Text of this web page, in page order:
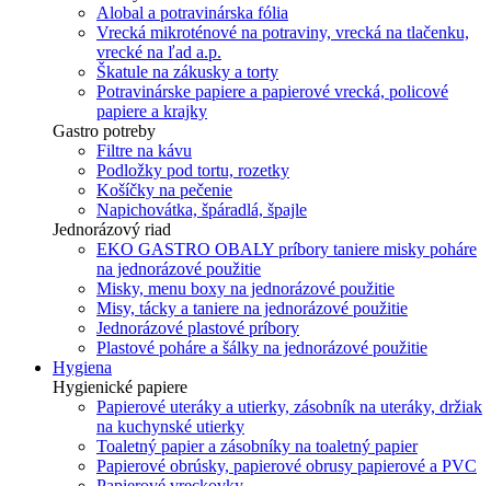
Alobal a potravinárska fólia
Vrecká mikroténové na potraviny, vrecká na tlačenku,
vrecké na ľad a.p.
Škatule na zákusky a torty
Potravinárske papiere a papierové vrecká, policové
papiere a krajky
Gastro potreby
Filtre na kávu
Podložky pod tortu, rozetky
Košíčky na pečenie
Napichovátka, špáradlá, špajle
Jednorázový riad
EKO GASTRO OBALY príbory taniere misky poháre
na jednorázové použitie
Misky, menu boxy na jednorázové použitie
Misy, tácky a taniere na jednorázové použitie
Jednorázové plastové príbory
Plastové poháre a šálky na jednorázové použitie
Hygiena
Hygienické papiere
Papierové uteráky a utierky, zásobník na uteráky, držiak
na kuchynské utierky
Toaletný papier a zásobníky na toaletný papier
Papierové obrúsky, papierové obrusy papierové a PVC